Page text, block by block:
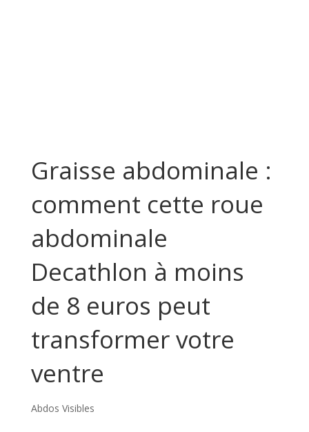
Graisse abdominale :
comment cette roue
abdominale
Decathlon à moins
de 8 euros peut
transformer votre
ventre
Abdos Visibles